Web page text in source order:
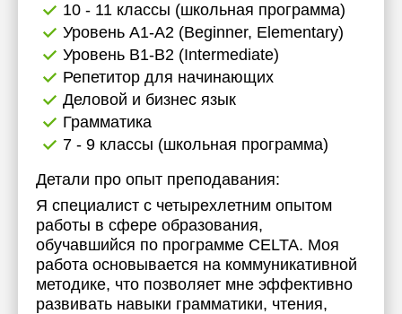
10 - 11 классы (школьная программа)
Уровень А1-А2 (Beginner, Elementary)
Уровень B1-B2 (Intermediate)
Репетитор для начинающих
Деловой и бизнес язык
Грамматика
7 - 9 классы (школьная программа)
Детали про опыт преподавания:
Я специалист с четырехлетним опытом
работы в сфере образования,
обучавшийся по программе CELTA. Моя
работа основывается на коммуникативной
методике, что позволяет мне эффективно
развивать навыки грамматики, чтения,